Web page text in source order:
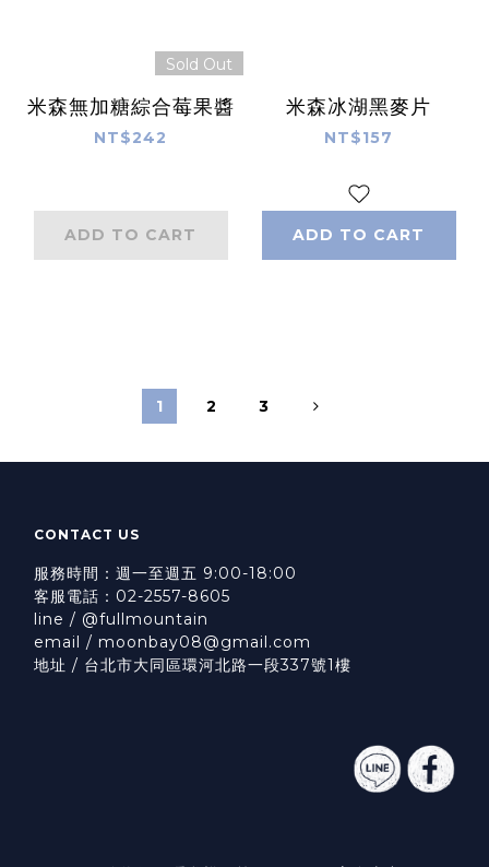
Sold Out
米森無加糖綜合莓果醬
NT$242
ADD TO CART
米森冰湖黑麥片
NT$157
ADD TO CART
1 2 3
CONTACT US
服務時間：週一至週五 9:00-18:00
客服電話：02-2557-8605
line / @fullmountain
email / moonbay08@gmail.com
地址 / 台北市大同區環河北路一段337號1樓